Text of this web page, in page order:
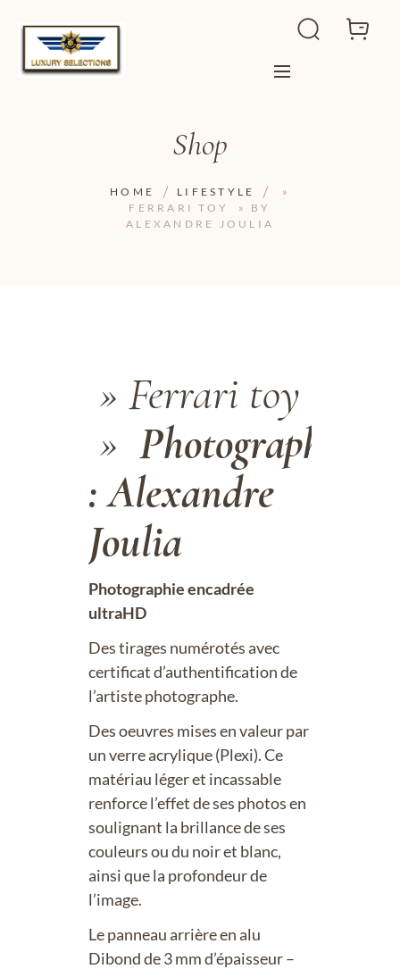
Shop
HOME LIFESTYLE
»
FERRARI TOY » BY
ALEXANDRE JOULIA
» Ferrari toy
» Photographe
: Alexandre
Joulia
Photographie encadrée
ultraHD
Des tirages numérotés avec
certificat d’authentification de
l’artiste photographe.
Des oeuvres mises en valeur par
un verre acrylique (Plexi). Ce
matériau léger et incassable
renforce l’effet de ses photos en
soulignant la brillance de ses
couleurs ou du noir et blanc,
ainsi que la profondeur de
l’image.
Le panneau arrière en alu
Dibond de 3 mm d’épaisseur –